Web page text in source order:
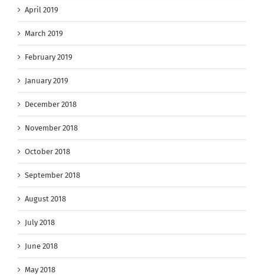
April 2019
March 2019
February 2019
January 2019
December 2018
November 2018
October 2018
September 2018
August 2018
July 2018
June 2018
May 2018